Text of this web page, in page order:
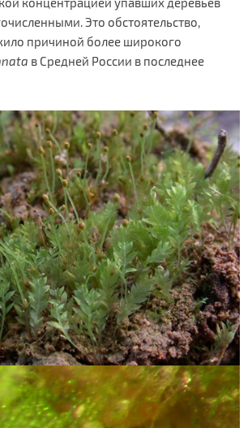
Это обстоятельство,
причиной более широкого
в Средней России в последнее